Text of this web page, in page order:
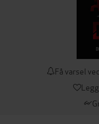
Få varsel